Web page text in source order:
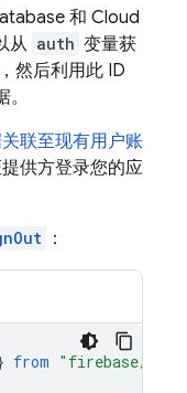
和 Cloud
从 auth 变量获
然后利用此 ID
联至现有用户账
供方登录您的应
：
from "firebase/